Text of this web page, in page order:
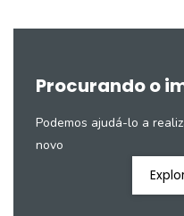
Procurando o
Podemos ajudá-lo a
novo